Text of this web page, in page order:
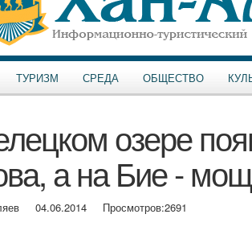
ТУРИЗМ СРЕДА ОБЩЕСТВО
озере
а на Бие -
04.06.2014 Просмотров:2691